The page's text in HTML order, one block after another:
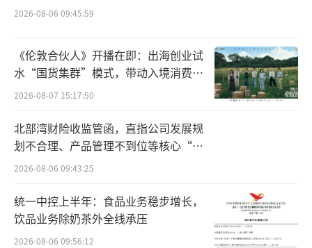
2026-08-06 09:45:59
《伦敦合伙人》开播在即：出海创业试
水“国货集群”模式，带动入境消费反
向种草
2026-08-07 15:17:50
北部湾财险收监管函，直指公司发展规
划不合理、产品管理不到位等核心“痛
点”
2026-08-06 09:43:25
统一中控上半年：食品业务稳步增长，
饮品业务除奶茶外全线承压
2026-08-06 09:56:12